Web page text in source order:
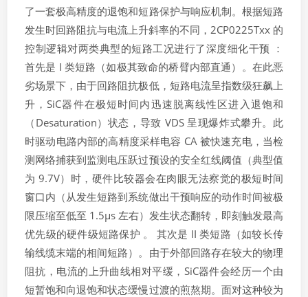
了一套极高精度的退饱和短路保护与响应机制。根据短路
发生时回路阻抗与电流上升斜率的不同，2CP0225Txx 的
控制逻辑对两类典型的短路工况进行了深度细化干预 ：
首先是 I 类短路（如极其致命的桥臂内部直通）。在此恶
劣场景下，由于回路阻抗极低，短路电流呈指数级狂飙上
升，SiC器件在极短时间内迅速脱离线性区进入退饱和
（Desaturation）状态，导致 VDS​ 呈现爆炸式攀升。此
时驱动电路内部的高精度采样电容 CA​ 被快速充电，当检
测网络捕获到监测电压跃过预设的安全红线阈值（典型值
为 9.7V）时，硬件比较器会在肉眼无法察觉的极短时间
窗口内（从发生短路到系统做出干预响应的动作时间被极
限压缩至低至 1.5μs 左右）发生状态翻转，即刻触发最高
优先级的硬件级短路保护 。 其次是 II 类短路（如较长传
输线缆末端的相间短路）。由于外部回路存在较大的物理
阻抗，电流的上升曲线相对平缓，SiC器件会经历一个由
短暂饱和向退饱和状态缓慢过渡的煎熬期。面对这种较为